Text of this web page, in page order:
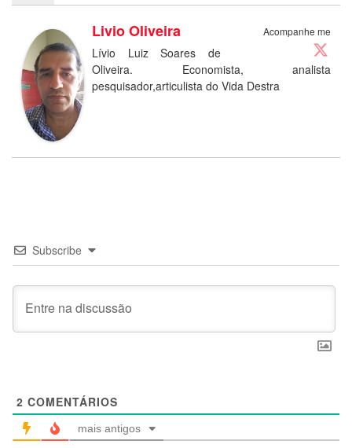
Acompanhe me
Livio Oliveira
Lívio Luiz Soares de
Oliveira. Economista, analista
pesquisador,articulista do Vida Destra
Subscribe
2 COMENTÁRIOS
mais antigos